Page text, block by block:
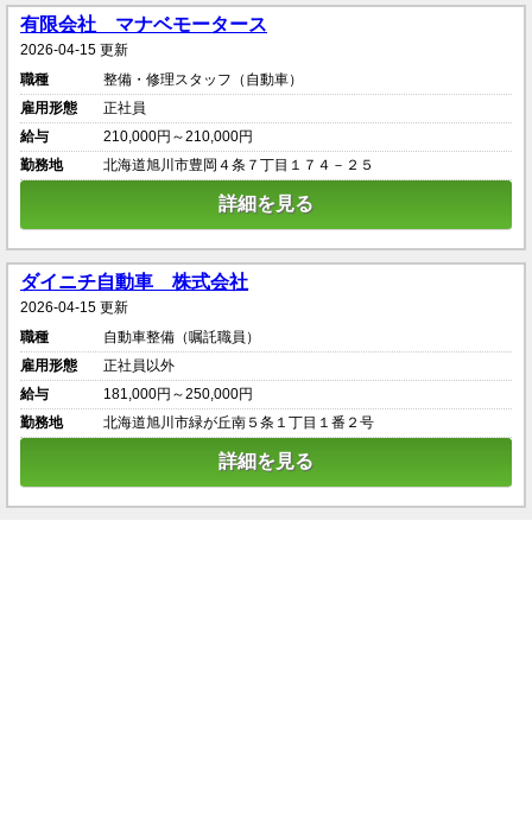
有限会社 マナベモータース
2026-04-15 更新
職種
整備・修理スタッフ（自動車）
雇用形態
正社員
給与
210,000円～210,000円
勤務地
北海道旭川市豊岡４条７丁目１７４－２５
詳細を見る
ダイニチ自動車 株式会社
2026-04-15 更新
職種
自動車整備（嘱託職員）
雇用形態
正社員以外
給与
181,000円～250,000円
勤務地
北海道旭川市緑が丘南５条１丁目１番２号
詳細を見る